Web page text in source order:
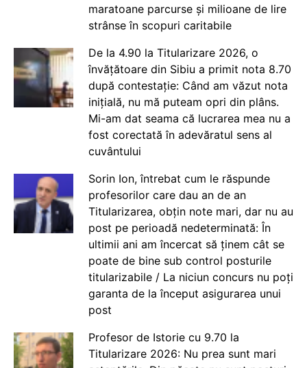
maratoane parcurse și milioane de lire
strânse în scopuri caritabile
De la 4.90 la Titularizare 2026, o
învățătoare din Sibiu a primit nota 8.70
după contestație: Când am văzut nota
inițială, nu mă puteam opri din plâns.
Mi-am dat seama că lucrarea mea nu a
fost corectată în adevăratul sens al
cuvântului
Sorin Ion, întrebat cum le răspunde
profesorilor care dau an de an
Titularizarea, obțin note mari, dar nu au
post pe perioadă nedeterminată: În
ultimii ani am încercat să ținem cât se
poate de bine sub control posturile
titularizabile / La niciun concurs nu poți
garanta de la început asigurarea unui
post
Profesor de Istorie cu 9.70 la
Titularizare 2026: Nu prea sunt mari